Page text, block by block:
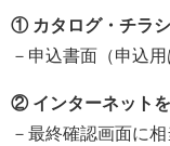
① カタログ・チラ
－申込書面（申込
② インターネット
－最終確認画面に